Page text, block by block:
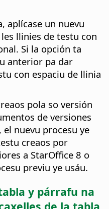
aplícase un nuevu
llinies de testu con
Si la opción ta
anterior pa dar
con espaciu de llinia
pola so versión
de versiones
nuevu procesu ye
creaos por
a StarOffice 8 o
previu ye usáu.
y párrafu na